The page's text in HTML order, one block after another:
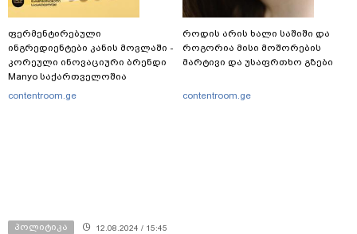
ფერმენტირებული
ინგრედიენტები კანის მოვლაში -
კორეული ინოვაციური ბრენდი
Manyo საქართველოშია
contentroom.ge
როდის არის ხალი საშიში და
როგორია მისი მოშორების
მარტივი და უსაფრთხო გზები
contentroom.ge
პოლიტიკა 12.08.2024 / 15:45